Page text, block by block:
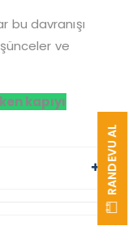
RANDEVU AL
bu davranışı
ve
kapıyı